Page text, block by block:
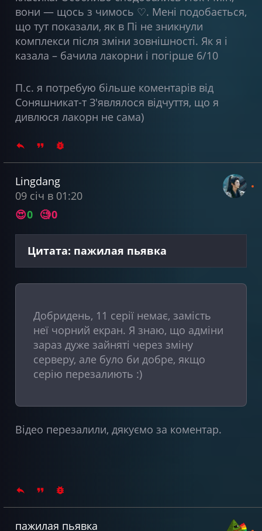
вони — щось з чимось ♡. Мені подобається,
що тут показали, як в Пі не зникнули
комплекси після зміни зовнішності. Як я і
казала – бачила лакорни і погірше 6/10
П.с. я потребую більше коментарів від
Соняшникат-т З'являлося відчуття, що я
дивлюся лакорн не сама)
Lingdang
09 січ в 01:20
😍0 🧐0
Цитата: пажилая пьявка
Добридень, 11 серії немає, замість
неї чорний екран. Я знаю, що адміни
зараз дуже зайняті через зміну
серверу, але було би добре, якщо
серію перезалиють :)
Відео перезалили, дякуємо за коментар.
пажилая пьявка